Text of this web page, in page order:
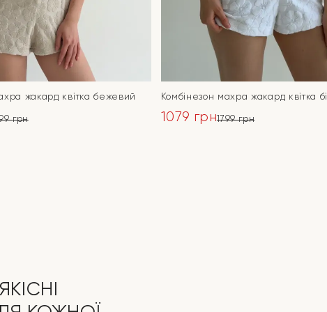
жакард квітка бежевий
грн
Комбінезон махра жакард квітка
1799грн
1079 грн